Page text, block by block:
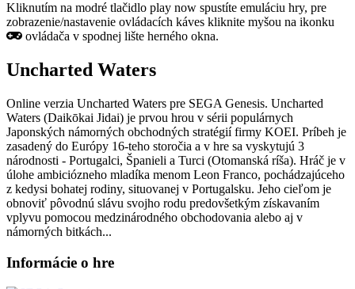
Kliknutím na modré tlačidlo play now spustíte emuláciu hry, pre
zobrazenie/nastavenie ovládacích káves kliknite myšou na ikonku
ovládača v spodnej lište herného okna.
Uncharted Waters
Online verzia Uncharted Waters pre SEGA Genesis. Uncharted
Waters (Daikōkai Jidai) je prvou hrou v sérii populárnych
Japonských námorných obchodných stratégií firmy KOEI. Príbeh je
zasadený do Európy 16-teho storočia a v hre sa vyskytujú 3
národnosti - Portugalci, Španieli a Turci (Otomanská ríša). Hráč je v
úlohe ambiciózneho mladíka menom Leon Franco, pochádzajúceho
z kedysi bohatej rodiny, situovanej v Portugalsku. Jeho cieľom je
obnoviť pôvodnú slávu svojho rodu predovšetkým získavaním
vplyvu pomocou medzinárodného obchodovania alebo aj v
námorných bitkách...
Informácie o hre